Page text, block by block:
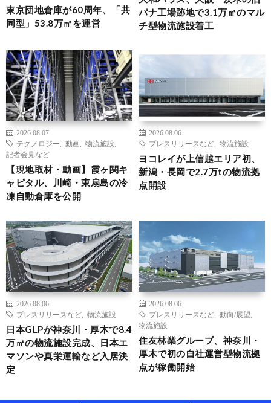
東京団地倉庫が60周年、「共
同型」53.8万㎡を運営
パナ工場跡地で3.1万㎡のマル
チ型物流施設着工
2026.08.07
テクノロジー
動画 物流施設
記者会見など
【現地取材・動画】霞ヶ関キ
ャピタル、川崎・東扇島の冷
凍自動倉庫を公開
2026.08.06
プレスリリースなど
物流施設
ヨコレイが上信越エリア初、
新潟・長岡で2.7万tの物流拠
点開設
2026.08.06
プレスリリースなど
物流施設
日本GLPが神奈川・厚木で8.4
万㎡の物流施設完成、日本エ
マソンや真栄運輸など入居決
定
2026.08.06
プレスリリースなど
動向/展望
物流施設
住友林業グループ、神奈川・
厚木で初の自社運営型物流拠
点が稼働開始